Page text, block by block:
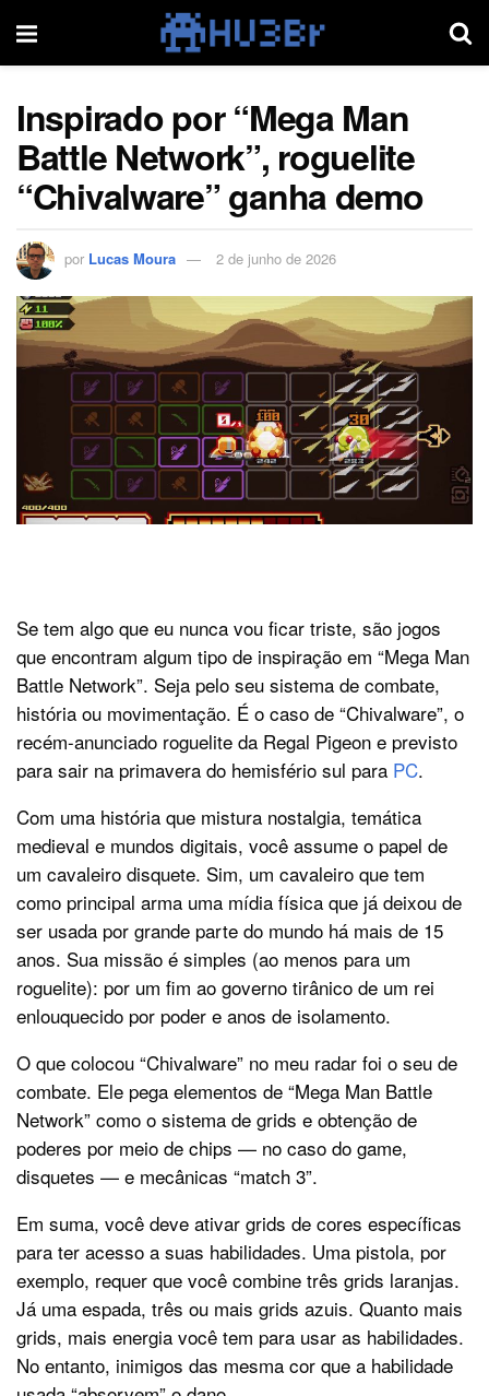
Inspirado por “Mega Man
Battle Network”, roguelite
“Chivalware” ganha demo
por Lucas Moura 2 de junho de 2026
Se tem algo que eu nunca vou ficar triste, são jogos
que encontram algum tipo de inspiração em “Mega Man
Battle Network”. Seja pelo seu sistema de combate,
história ou movimentação. É o caso de “Chivalware”, o
recém-anunciado roguelite da Regal Pigeon e previsto
para sair na primavera do hemisfério sul para PC.
Com uma história que mistura nostalgia, temática
medieval e mundos digitais, você assume o papel de
um cavaleiro disquete. Sim, um cavaleiro que tem
como principal arma uma mídia física que já deixou de
ser usada por grande parte do mundo há mais de 15
anos. Sua missão é simples (ao menos para um
roguelite): por um fim ao governo tirânico de um rei
enlouquecido por poder e anos de isolamento.
O que colocou “Chivalware” no meu radar foi o seu de
combate. Ele pega elementos de “Mega Man Battle
Network” como o sistema de grids e obtenção de
poderes por meio de chips — no caso do game,
disquetes — e mecânicas “match 3”.
Em suma, você deve ativar grids de cores específicas
para ter acesso a suas habilidades. Uma pistola, por
exemplo, requer que você combine três grids laranjas.
Já uma espada, três ou mais grids azuis. Quanto mais
grids, mais energia você tem para usar as habilidades.
No entanto, inimigos das mesma cor que a habilidade